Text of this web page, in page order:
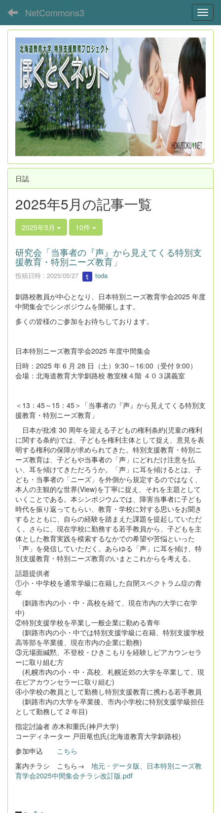
NetCommons3
日誌
2025年5月の記事一覧
2025年5月 10件
研究会「当事者の『声』から見えてくる特別支
援教育・特別ニーズ教育」
投稿日時 : 2025/05/27 toda
釧路校教員が中心となり、日本特別ニーズ教育学会2025 年度
中間集会でシンポジウムを開催します。
多くの皆様のご参加をお待ちしております。
日本特別ニーズ教育学会2025 年度中間集会
日時：2025 年 6 月 28 日（土）9:30～16:00（受付 9:00）
会場：北海道教育大学釧路校 教室棟４階 ４０３講義室
＜13：45～15：45＞「当事者の『声』から見えてくる特別支
援教育・特別ニーズ教育」
日本が批准 30 周年を迎える子どもの権利条約(児童の権利
に関する条約)では、子どもを権利主体として捉え、意見を表
明する権利の保障が求められてきた。特別支援教育・特別ニ
ーズ教育は、子どもや当事者の「声」にどれだけ注意を払
い、耳を傾けてきただろうか。「声」に耳を傾けるとは、子
ども・当事者の「ニーズ」を外側から規定するのではなく、
本人の主観的な世界(View)を丁寧に捉え、それを主題として
いくことである。本シンポジウムでは、障害当事者に子ども
時代を振り返ってもらい、教育・学校に対する思いをお聞き
するとともに、自らの経験を踏まえた課題を提起していただ
く。さらに、現在学校に勤務する若手教員から、子どもを主
体とした教育実践を模索するなかでの希望や苦悩といった
「声」を発信していただく。あらゆる「声」に耳を傾け、特
別支援教育・特別ニーズ教育のいまとこれからを考える。
話題提供者
①小・中学校を通常学級に在籍した自閉スペクトラム症の青
年
(釧路市内の小・中・高校を経て、現在市内の大学に在学
中)
②特別支援学校を卒業し一般企業に勤める青年
(釧路市内の小・中では特別支援学級に在籍、特別支援学校
高等部を卒業後、現在市内の企業に勤務)
③元場面緘黙、不登校・ひきこもりを経験しピアカウンセラ
ーに取り組む方
(札幌市内の小・中・高校、札幌近郊の大学を卒業して、現
在ピアカウンセラーに取り組む)
④小学校の教員として勤務し特別支援教育に携わる若手教員
(釧路市内の大学を卒業後、市内小学校に特別支援学級担任
として勤務して 2 年目)
指定討論者 赤木和重氏(神戸大学)
コーディネーター 戸田竜也氏(北海道教育大学釧路校)
参加申込 こちら
案内チラシ こちら→ 地元・データ版、日本特別ニーズ教
育学会2025中間集会チラシ改訂版.pdf